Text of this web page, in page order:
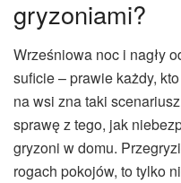
gryzoniami?
Wrześniowa noc i nagły
suficie – prawie każdy,
na wsi zna taki
sprawę z tego, jak
gryzoni w domu.
rogach pokojów, to tylko